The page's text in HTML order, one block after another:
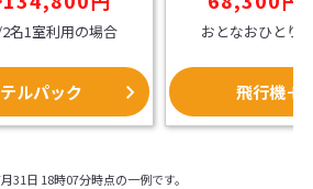
名1室利用の場合
ルパック
その大きさやス
変喜んでいただ
らの旅館のイメー
ていただきます。
おとなおひとり
飛行機＋
日 18時07分時点の一例です。